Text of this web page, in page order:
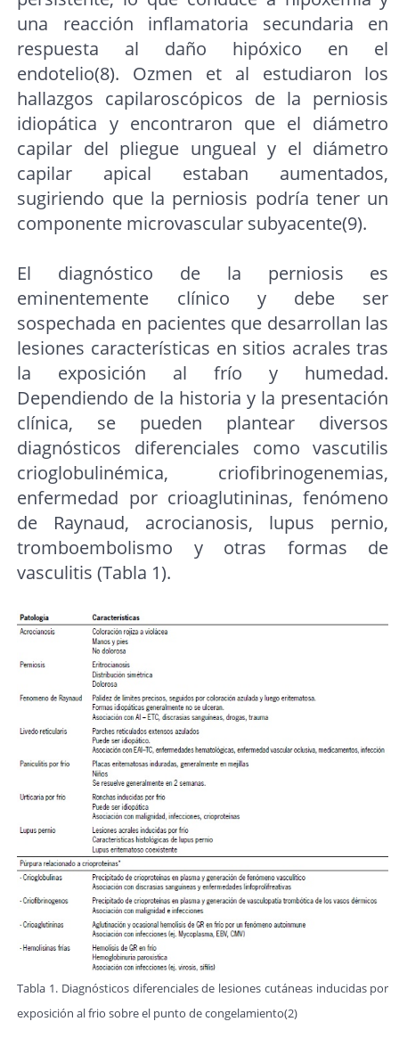
una reacción inflamatoria secundaria en
respuesta al daño hipóxico en el
endotelio(8). Ozmen et al estudiaron los
hallazgos capilaroscópicos de la perniosis
idiopática y encontraron que el diámetro
capilar del pliegue ungueal y el diámetro
capilar apical estaban aumentados,
sugiriendo que la perniosis podría tener un
componente microvascular subyacente(9).
El diagnóstico de la perniosis es
eminentemente clínico y debe ser
sospechada en pacientes que desarrollan las
lesiones características en sitios acrales tras
la exposición al frío y humedad.
Dependiendo de la historia y la presentación
clínica, se pueden plantear diversos
diagnósticos diferenciales como vascutilis
crioglobulinémica, criofibrinogenemias,
enfermedad por crioaglutininas, fenómeno
de Raynaud, acrocianosis, lupus pernio,
tromboembolismo y otras formas de
vasculitis (Tabla 1).
Tabla 1. Diagnósticos diferenciales de lesiones cutáneas inducidas por
exposición al frio sobre el punto de congelamiento(2)